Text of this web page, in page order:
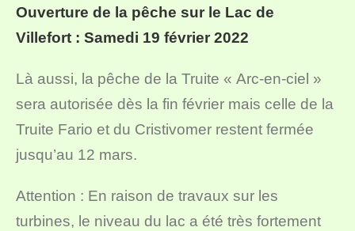
Ouverture de la pêche sur le Lac de
Villefort : Samedi 19 février 2022
Là aussi, la pêche de la Truite « Arc-en-ciel »
sera autorisée dès la fin février mais celle de la
Truite Fario et du Cristivomer restent fermée
jusqu’au 12 mars.
Attention : En raison de travaux sur les
turbines, le niveau du lac a été très fortement